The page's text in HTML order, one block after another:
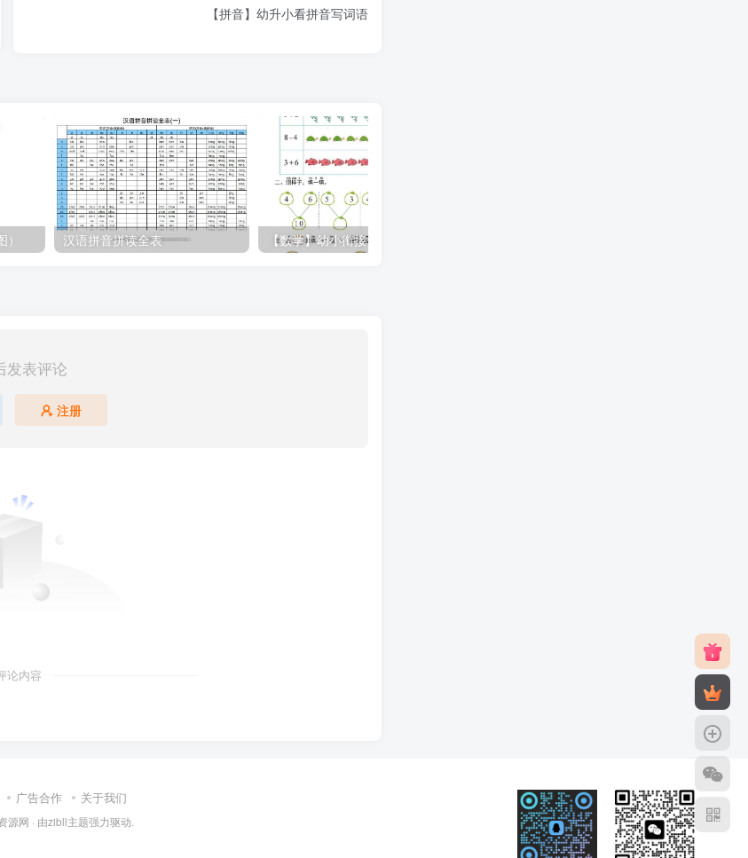
【拼音】幼升小看拼音写词语
汉语拼音拼读全表
发表评论
注册
论内容
广告合作 关于我们
源网 · 由zibll主题强力驱动.